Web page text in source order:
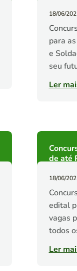
18/06/
para
e
seu
Ler
de até
18/06/
edital
vagas
todos
Ler